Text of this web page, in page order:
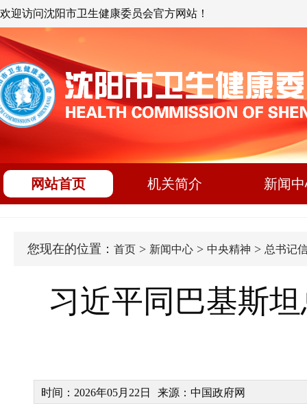
欢迎访问沈阳市卫生健康委员会官方网站！
网站首页 机关简介 新闻
您现在的位置： 首页 > 新闻中心 > 中央精神 > 总书记
习近平同巴基斯
时间：2026年05月22日 来源：中国政府网